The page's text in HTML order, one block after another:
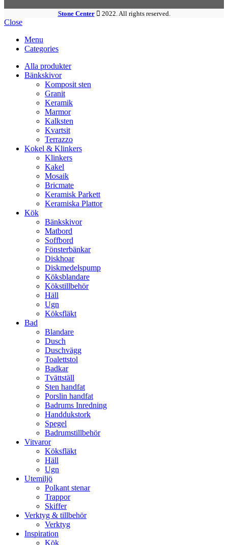
Stone Center 2022. All rights reserved.
Close
Menu
Categories
Alla produkter
Bänkskivor
Komposit sten
Granit
Keramik
Marmor
Kalksten
Kvartsit
Terrazzo
Kokel & Klinkers
Klinkers
Kakel
Mosaik
Bricmate
Keramisk Parkett
Keramiska Plattor
Kök
Bänkskivor
Matbord
Soffbord
Fönsterbänkar
Diskhoar
Diskmedelspump
Köksblandare
Kökstillbehör
Häll
Ugn
Köksfläkt
Bad
Blandare
Dusch
Duschvägg
Toalettstol
Badkar
Tvättställ
Sten handfat
Porslin handfat
Badrums Inredning
Handdukstork​
Spegel
Badrumstillbehör
Vitvaror
Köksfläkt
Häll
Ugn
Utemiljö
Polkant stenar
Trappor
Skiffer
Verktyg & tillbehör
Verktyg
Inspiration
Kök